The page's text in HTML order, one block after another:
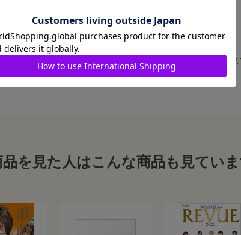
フチが入ります。
上、（1）～（3）の何れかのサイズになります。
が異なりますが、上記のサイズに統一しております。
無しの写真となります。
真をスチール写真のサイズに縮小することは、いたしかね
品を見た人はこんな商品も見てい